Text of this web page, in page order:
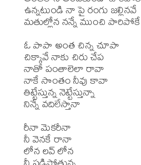
ఉన్నటుండి నా పై రంగు జల్లినవే
మతుల్లోన నన్నే ముంచి పారిపోకే
ఓ పాపా అంత చిన్న చూపా
చిక్కావే నాకు చిరు చేప
నాతో పంతాలెలా రావా
నాకే సొంతం నీవు కావా
తిట్టేస్తున్న నెట్టేస్తున్నా
నిన్నే వదిలేస్తానా
రీనా మెకరీనా
నీ వెనకే రానా
లోన లవ్ లోన